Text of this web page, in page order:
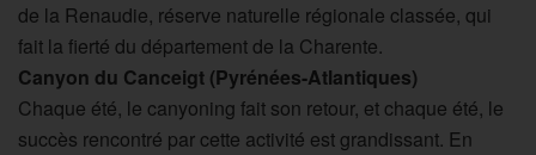
de la Renaudie, réserve naturelle régionale classée, qui
fait la fierté du département de la Charente.
Canyon du Canceigt (Pyrénées-Atlantiques)
Chaque été, le canyoning fait son retour, et chaque été, le
succès rencontré par cette activité est grandissant. En